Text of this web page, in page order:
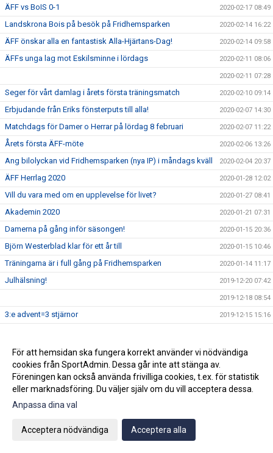
ÄFF vs BoIS 0-1 2020-02-17 08:49
Landskrona Bois på besök på Fridhemsparken 2020-02-14 16:22
ÄFF önskar alla en fantastisk Alla-Hjärtans-Dag! 2020-02-14 09:58
ÄFFs unga lag mot Eskilsminne i lördags 2020-02-11 08:06
2020-02-11 07:28
Seger för vårt damlag i årets första träningsmatch 2020-02-10 09:14
Erbjudande från Eriks fönsterputs till alla! 2020-02-07 14:30
Matchdags för Damer o Herrar på lördag 8 februari 2020-02-07 11:22
Årets första ÄFF-möte 2020-02-06 13:26
Ang bilolyckan vid Fridhemsparken (nya IP) i måndags kväll 2020-02-04 20:37
ÄFF Herrlag 2020 2020-01-28 12:02
Vill du vara med om en upplevelse för livet? 2020-01-27 08:41
Akademin 2020 2020-01-21 07:31
Damerna på gång inför säsongen! 2020-01-15 20:36
Björn Westerblad klar för ett år till 2020-01-15 10:46
Träningarna är i full gång på Fridhemsparken 2020-01-14 11:17
Julhälsning! 2019-12-20 07:42
2019-12-18 08:54
3:e advent=3 stjärnor 2019-12-15 15:16
Wilma Törnqvist klar för ÄFF 2019-12-09 11:53
Klubbchefen slutar i ÄFF 2019-12-02 09:58
Sista veckan för akademin innan vinteruppehåll
Vinnarna på ungdomsavslutningens tipspromenad
För att hemsidan ska fungera korrekt använder vi nödvändiga
cookies från SportAdmin. Dessa går inte att stänga av.
Föreningen kan också använda frivilliga cookies, t.ex. för statistik
eller marknadsföring. Du väljer själv om du vill acceptera dessa.
Anpassa dina val
Acceptera nödvändiga Acceptera alla